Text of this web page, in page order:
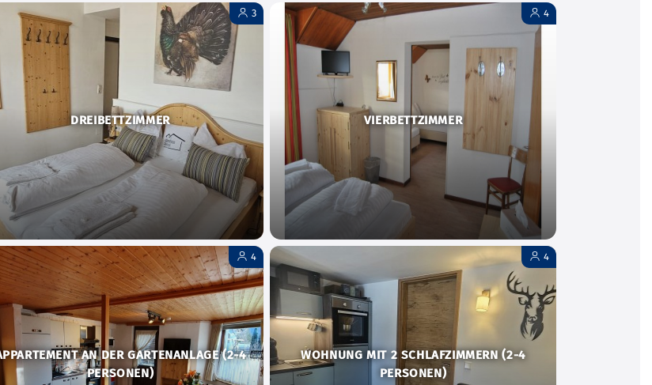
DREIBETTZIMMER
3
VIERBETTZIMMER
4
AN DER GARTENANLAGE (2-4
PERSONEN)
4
WOHNUNG MIT 2 SCHLAFZIMMERN (2-4
PERSONEN)
4